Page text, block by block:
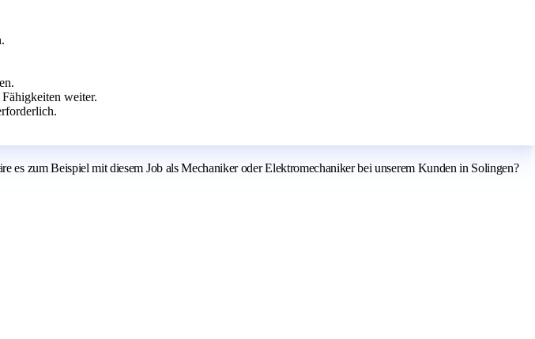
weiter.
es zum Beispiel mit diesem Job als Mechaniker oder Elektromechaniker bei unserem Kunden in Solingen?